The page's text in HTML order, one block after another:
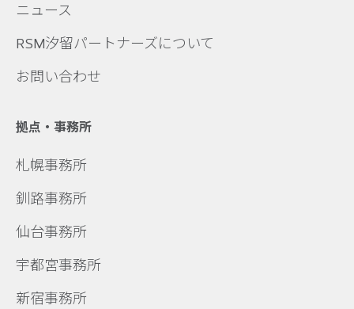
ニュース
RSM汐留パートナーズについて
お問い合わせ
拠点・事務所
札幌事務所
釧路事務所
仙台事務所
宇都宮事務所
新宿事務所